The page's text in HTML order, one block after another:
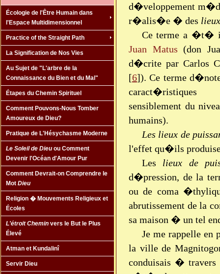
Écologie de l'Être Humain dans
l'Espace Multidimensionnel
Practice of the Straight Path
La Signification de Nos Vies
Au Sujet de "L'arbre de la
Connaissance du Bien et du Mal"
Étapes du Chemin Spirituel
Comment Pouvons-Nous Tomber
Amoureux de Dieu?
Pratique de L'Hésychasme Moderne
Le Soleil de Dieu ou Comment
Devenir l'Océan d'Amour Pur
Comment Devrait-on Comprendre le
Mot Dieu
Religion � Mouvements Religieux et
Écoles
L'étroit Chemin vers le But le Plus
Élevé
Atman et Kundalinî
Servir Dieu
d�veloppement
r�alis�e � des
Ce terme a �t�
Juan Matus (don
d�crite par Carlos
[6]). Ce terme
sensiblement du
humains).
Les lieux de
l'effet qu�ils
Les lieux de
d�pression, de la
ou de coma
abrutissement de la
sa maison � un tel
Je me rappelle
la ville de
conduisais �